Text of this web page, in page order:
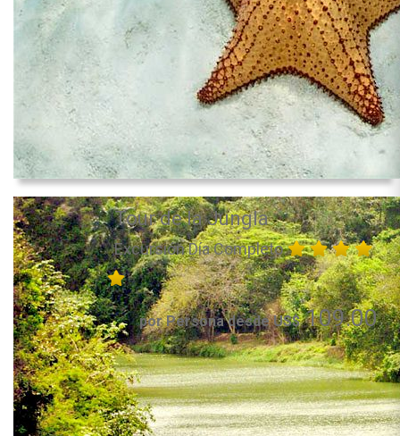
Tour de la Jungla
Excursión Día Completo
por Persona desde US$109.00